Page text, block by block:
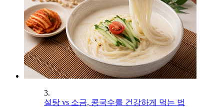
3.
설탕 vs 소금, 콩국수를 건강하게 먹는 법